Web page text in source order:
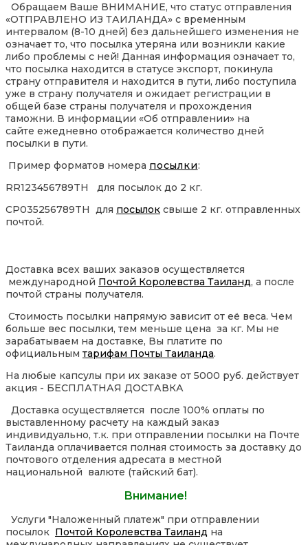
Обращаем Ваше ВНИМАНИЕ, что статус отправления
«ОТПРАВЛЕНО ИЗ ТАИЛАНДА» с временным
интервалом (8-10 дней) без дальнейшего изменения не
означает то, что посылка утеряна или возникли какие
либо проблемы с ней! Данная информация означает то,
что посылка находится в статусе экспорт, покинула
страну отправителя и находится в пути, либо поступила
уже в страну получателя и ожидает регистрации в
общей базе страны получателя и прохождения
таможни. В информации «Об отправлении» на
сайте ежедневно отображается количество дней
посылки в пути.
Пример форматов номера посылки:
RR123456789TH для посылок до 2 кг.
CP035256789TH для посылок свыше 2 кг. отправленных
почтой.
Доставка всех ваших заказов осуществляется
международной Почтой Королевства Таиланд, а после
почтой страны получателя.
Стоимость посылки напрямую зависит от её веса. Чем
больше вес посылки, тем меньше цена за кг. Мы не
зарабатываем на доставке, Вы платите по
официальным тарифам Почты Таиланда.
На любые капсулы при их заказе от 5000 руб. действует
акция - БЕСПЛАТНАЯ ДОСТАВКА
Доставка осуществляется после 100% оплаты по
выставленному расчету на каждый заказ
индивидуально, т.к. при отправлении посылки на Почте
Таиланда оплачивается полная стоимость за доставку до
почтового отделения адресата в местной
национальной валюте (тайский бат).
Внимание!
Услуги "Наложенный платеж" при отправлении
посылок Почтой Королевства Таиланд на